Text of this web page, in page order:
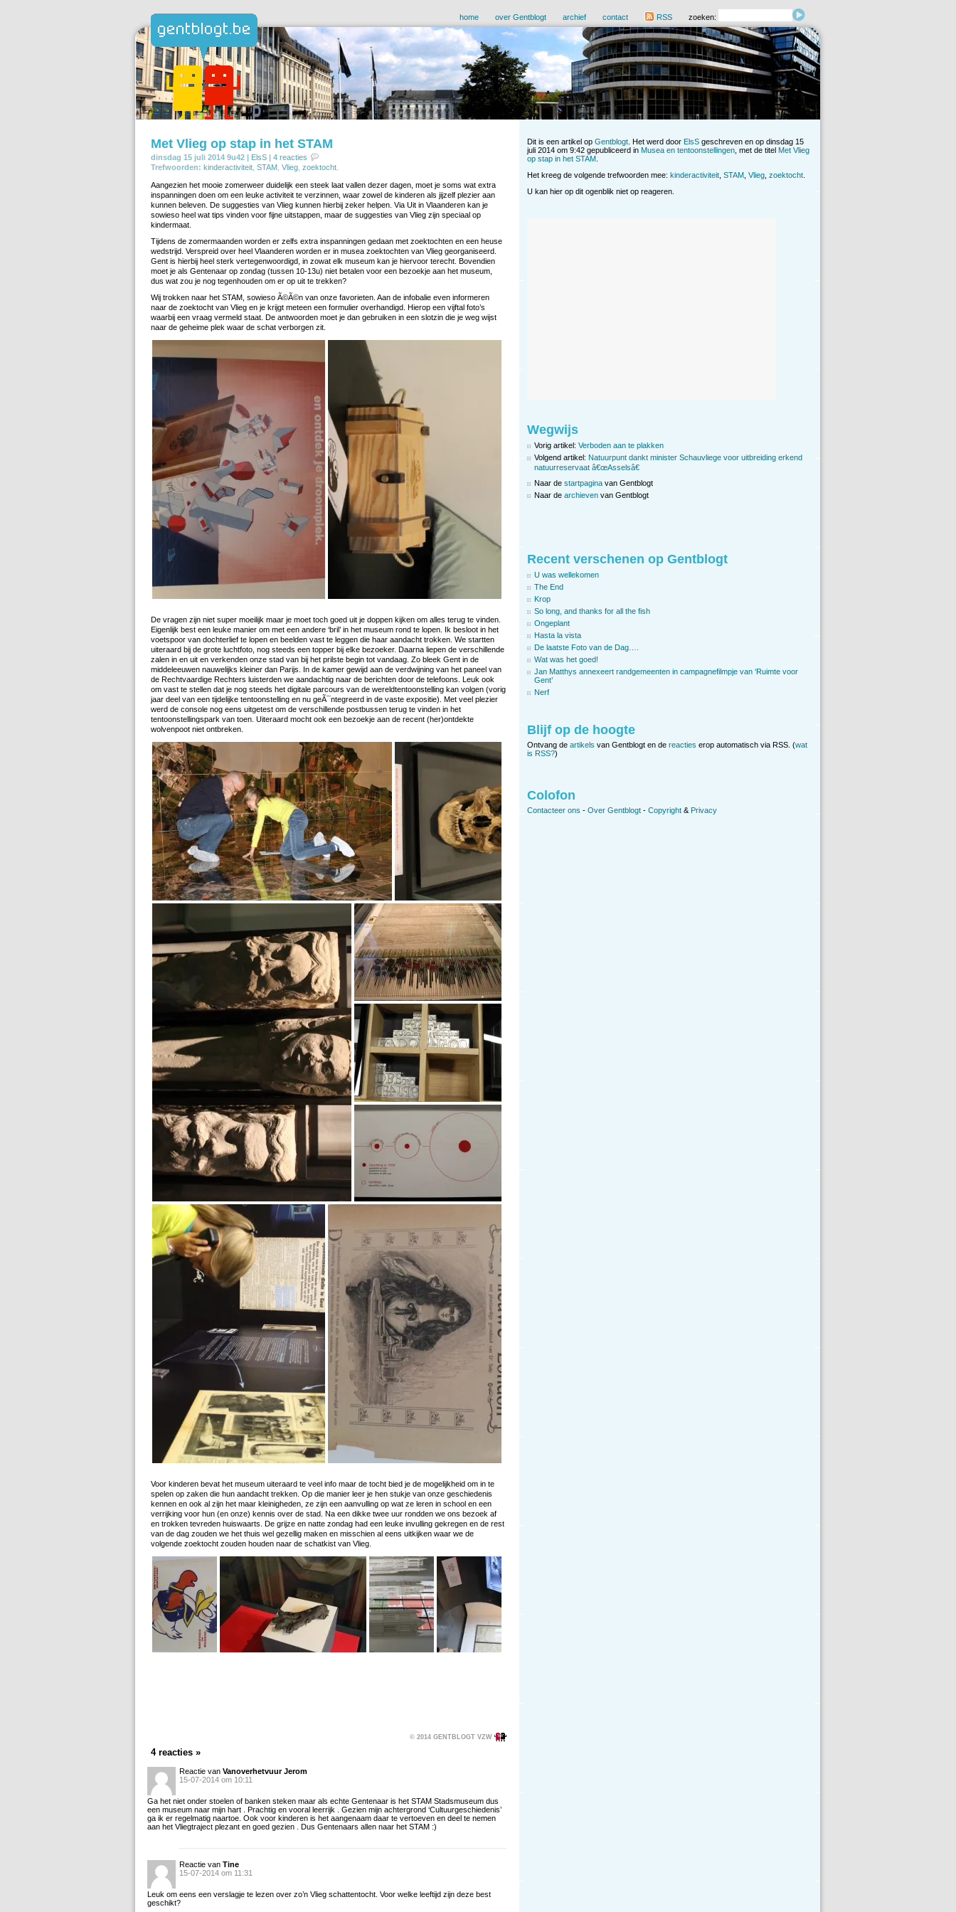
home over Gentblogt archief contact RSS zoeken:
Met Vlieg op stap in het STAM
dinsdag 15 juli 2014 9u42 | ElsS | 4 reacties
Trefwoorden: kinderactiviteit STAM Vlieg zoektocht
Aangezien het mooie zomerweer duidelijk een steek laat vallen dezer dagen, moet je soms wat extra
inspanningen doen om een leuke activiteit te verzinnen, waar zowel de kinderen als jijzelf plezier aan
kunnen beleven. De suggesties van Vlieg kunnen hierbij zeker helpen. Via Uit in Vlaanderen kan je
sowieso heel wat tips vinden voor fijne uitstappen, maar de suggesties van Vlieg zijn speciaal op
kindermaat.
Tijdens de zomermaanden worden er zelfs extra inspanningen gedaan met zoektochten en een heuse
wedstrijd. Verspreid over heel Vlaanderen worden er in musea zoektochten van Vlieg georganiseerd.
Gent is hierbij heel sterk vertegenwoordigd, in zowat elk museum kan je hiervoor terecht. Bovendien
moet je als Gentenaar op zondag (tussen 10-13u) niet betalen voor een bezoekje aan het museum,
dus wat zou je nog tegenhouden om er op uit te trekken?
Wij trokken naar het STAM, sowieso Ã©Ã©n van onze favorieten. Aan de infobalie even informeren
naar de zoektocht van Vlieg en je krijgt meteen een formulier overhandigd. Hierop een vijftal foto’s
waarbij een vraag vermeld staat. De antwoorden moet je dan gebruiken in een slotzin die je weg wijst
naar de geheime plek waar de schat verborgen zit.
De vragen zijn niet super moeilijk maar je moet toch goed uit je doppen kijken om alles terug te vinden.
Eigenlijk best een leuke manier om met een andere ‘bril’ in het museum rond te lopen. Ik besloot in het
voetspoor van dochterlief te lopen en beelden vast te leggen die haar aandacht trokken. We startten
uiteraard bij de grote luchtfoto, nog steeds een topper bij elke bezoeker. Daarna liepen de verschillende
zalen in en uit en verkenden onze stad van bij het prilste begin tot vandaag. Zo bleek Gent in de
middeleeuwen nauwelijks kleiner dan Parijs. In de kamer gewijd aan de verdwijning van het paneel van
de Rechtvaardige Rechters luisterden we aandachtig naar de berichten door de telefoons. Leuk ook
om vast te stellen dat je nog steeds het digitale parcours van de wereldtentoonstelling kan volgen (vorig
jaar deel van een tijdelijke tentoonstelling en nu geÃ¯ntegreerd in de vaste expositie). Met veel plezier
werd de console nog eens uitgetest om de verschillende postbussen terug te vinden in het
tentoonstellingspark van toen. Uiteraard mocht ook een bezoekje aan de recent (her)ontdekte
wolvenpoot niet ontbreken.
Voor kinderen bevat het museum uiteraard te veel info maar de tocht bied je de mogelijkheid om in te
spelen op zaken die hun aandacht trekken. Op die manier leer je hen stukje van onze geschiedenis
kennen en ook al zijn het maar kleinigheden, ze zijn een aanvulling op wat ze leren in school en een
verrijking voor hun (en onze) kennis over de stad. Na een dikke twee uur rondden we ons bezoek af
en trokken tevreden huiswaarts. De grijze en natte zondag had een leuke invulling gekregen en de rest
van de dag zouden we het thuis wel gezellig maken en misschien al eens uitkijken waar we de
volgende zoektocht zouden houden naar de schatkist van Vlieg.
© 2014 GENTBLOGT VZW
4 reacties »
Reactie van Vanoverhetvuur Jerom
15-07-2014 om 10:11
Ga het niet onder stoelen of banken steken maar als echte Gentenaar is het STAM Stadsmuseum dus
een museum naar mijn hart . Prachtig en vooral leerrijk . Gezien mijn achtergrond ‘Cultuurgeschiedenis’
ga ik er regelmatig naartoe. Ook voor kinderen is het aangenaam daar te vertoeven en deel te nemen
aan het Vliegtraject plezant en goed gezien . Dus Gentenaars allen naar het STAM :)
Reactie van Tine
15-07-2014 om 11:31
Leuk om eens een verslagje te lezen over zo’n Vlieg schattentocht. Voor welke leeftijd zijn deze best
geschikt?
Dit is een artikel op Gentblogt . Het werd door ElsS geschreven en op dinsdag 15
juli 2014 om 9:42 gepubliceerd in Musea en tentoonstellingen , met de titel Met Vlieg
op stap in het STAM
Het kreeg de volgende trefwoorden mee: kinderactiviteit STAM Vlieg zoektocht
U kan hier op dit ogenblik niet op reageren.
Wegwijs
Vorig artikel: Verboden aan te plakken
Volgend artikel: Natuurpunt dankt minister Schauvliege voor uitbreiding erkend
natuurreservaat â€œAsselsâ€
Naar de startpagina van Gentblogt
Naar de archieven van Gentblogt
Recent verschenen op Gentblogt
U was wellekomen
The End
Krop
So long, and thanks for all the fish
Ongeplant
Hasta la vista
De laatste Foto van de Dag….
Wat was het goed!
Jan Matthys annexeert randgemeenten in campagnefilmpje van ‘Ruimte voor
Gent’
Nerf
Blijf op de hoogte
Ontvang de artikels van Gentblogt en de reacties erop automatisch via RSS. (wat
is RSS?)
Colofon
Contacteer ons - Over Gentblogt - Copyright & Privacy